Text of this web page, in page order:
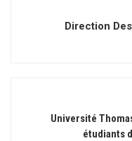
Direction
Université
étudiants